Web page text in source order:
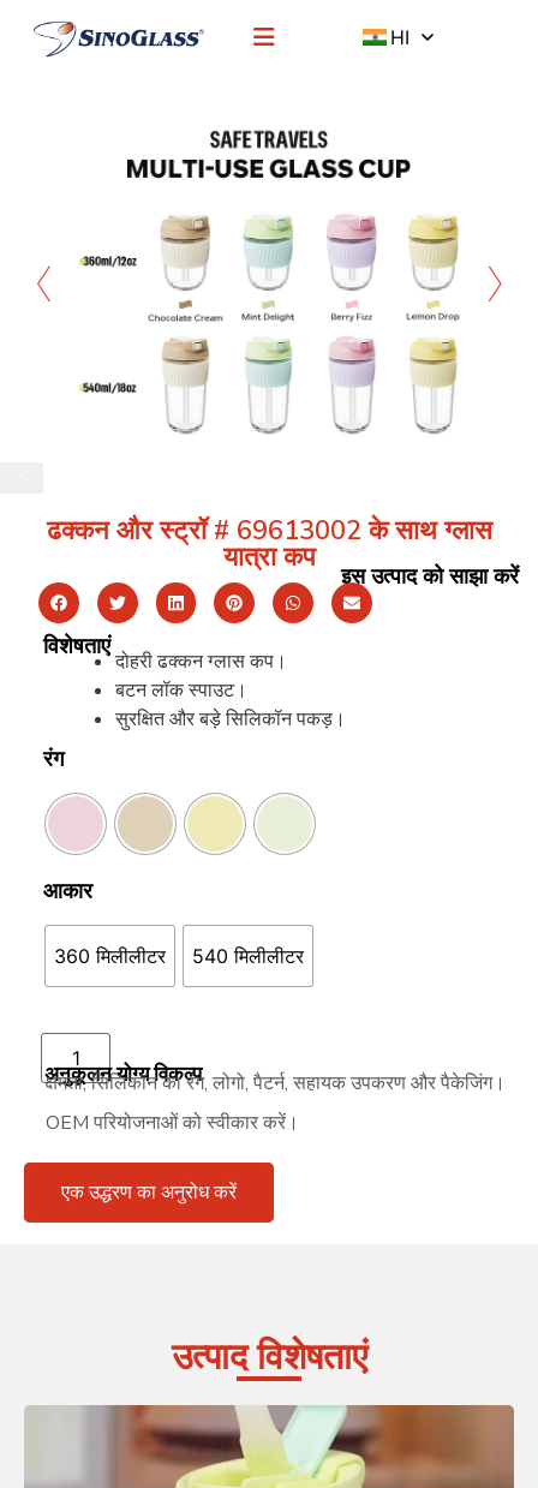
HI
ढक्कन और स्ट्रॉ # 69613002 के साथ ग्लास
यात्रा कप
इस उत्पाद को साझा करें
विशेषताएं
दोहरी ढक्कन ग्लास कप।
बटन लॉक स्पाउट।
सुरक्षित और बड़े सिलिकॉन पकड़।
रंग
आकार
360 मिलीलीटर 540 मिलीलीटर
अनुकूलन योग्य विकल्प
क्षमता, सिलिकॉन का रंग, लोगो, पैटर्न, सहायक उपकरण और पैकेजिंग।
OEM परियोजनाओं को स्वीकार करें।
एक उद्धरण का अनुरोध करें
उत्पाद विशेषताएं